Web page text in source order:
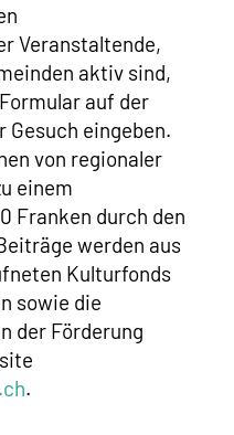
Veranstaltende,
aktiv sind,
auf der
eingeben.
von regionaler
einem
Franken durch den
werden aus
Kulturfonds
sowie die
der Förderung
.